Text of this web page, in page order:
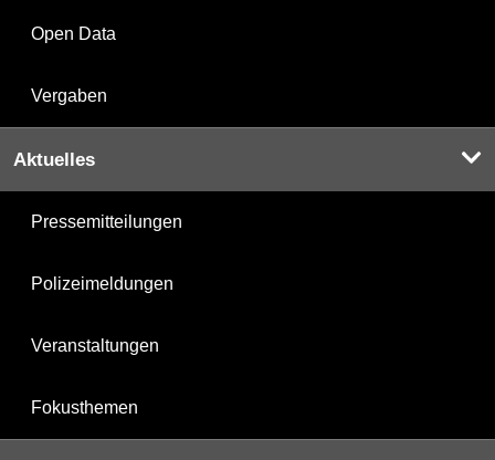
Open Data
Vergaben
Aktuelles
Pressemitteilungen
Polizeimeldungen
Veranstaltungen
Fokusthemen